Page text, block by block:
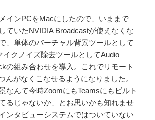
インPCをMacにしたので、いままで
ていたNVIDIA Broadcastが使えなくな
、単体のバーチャル背景ツールとして
イクノイズ除去ツールとしてAudio
の組み合わせを導入。これでリモート
んがなくこなせるようになりました。
なんて今時ZoomにもTeamsにもビルト
るじゃないか、とお思いかも知れませ
ンタビューシステムではついていない